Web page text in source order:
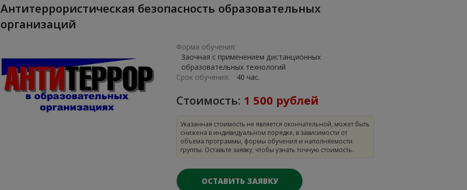
Антитеррористическая безопасность образовательных
организаций
Форма обучения:
Заочная с применением дистанционных
образовательных технологий
Срок обучения:
40 час.
Стоимость: 1 500 рублей
Указанная стоимость не является окончательной, может быть
снижена в индивидуальном порядке, в зависимости от
объема программы, формы обучения и наполняемости
группы. Оставьте заявку, чтобы узнать точную стоимость.
ОСТАВИТЬ ЗАЯВКУ